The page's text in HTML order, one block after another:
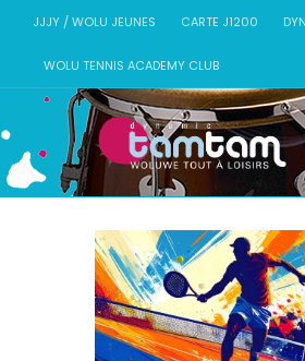
JJJY / WOLU JEUNES CARTE J1200
WOLU TENNIS ACADEMY CLUB